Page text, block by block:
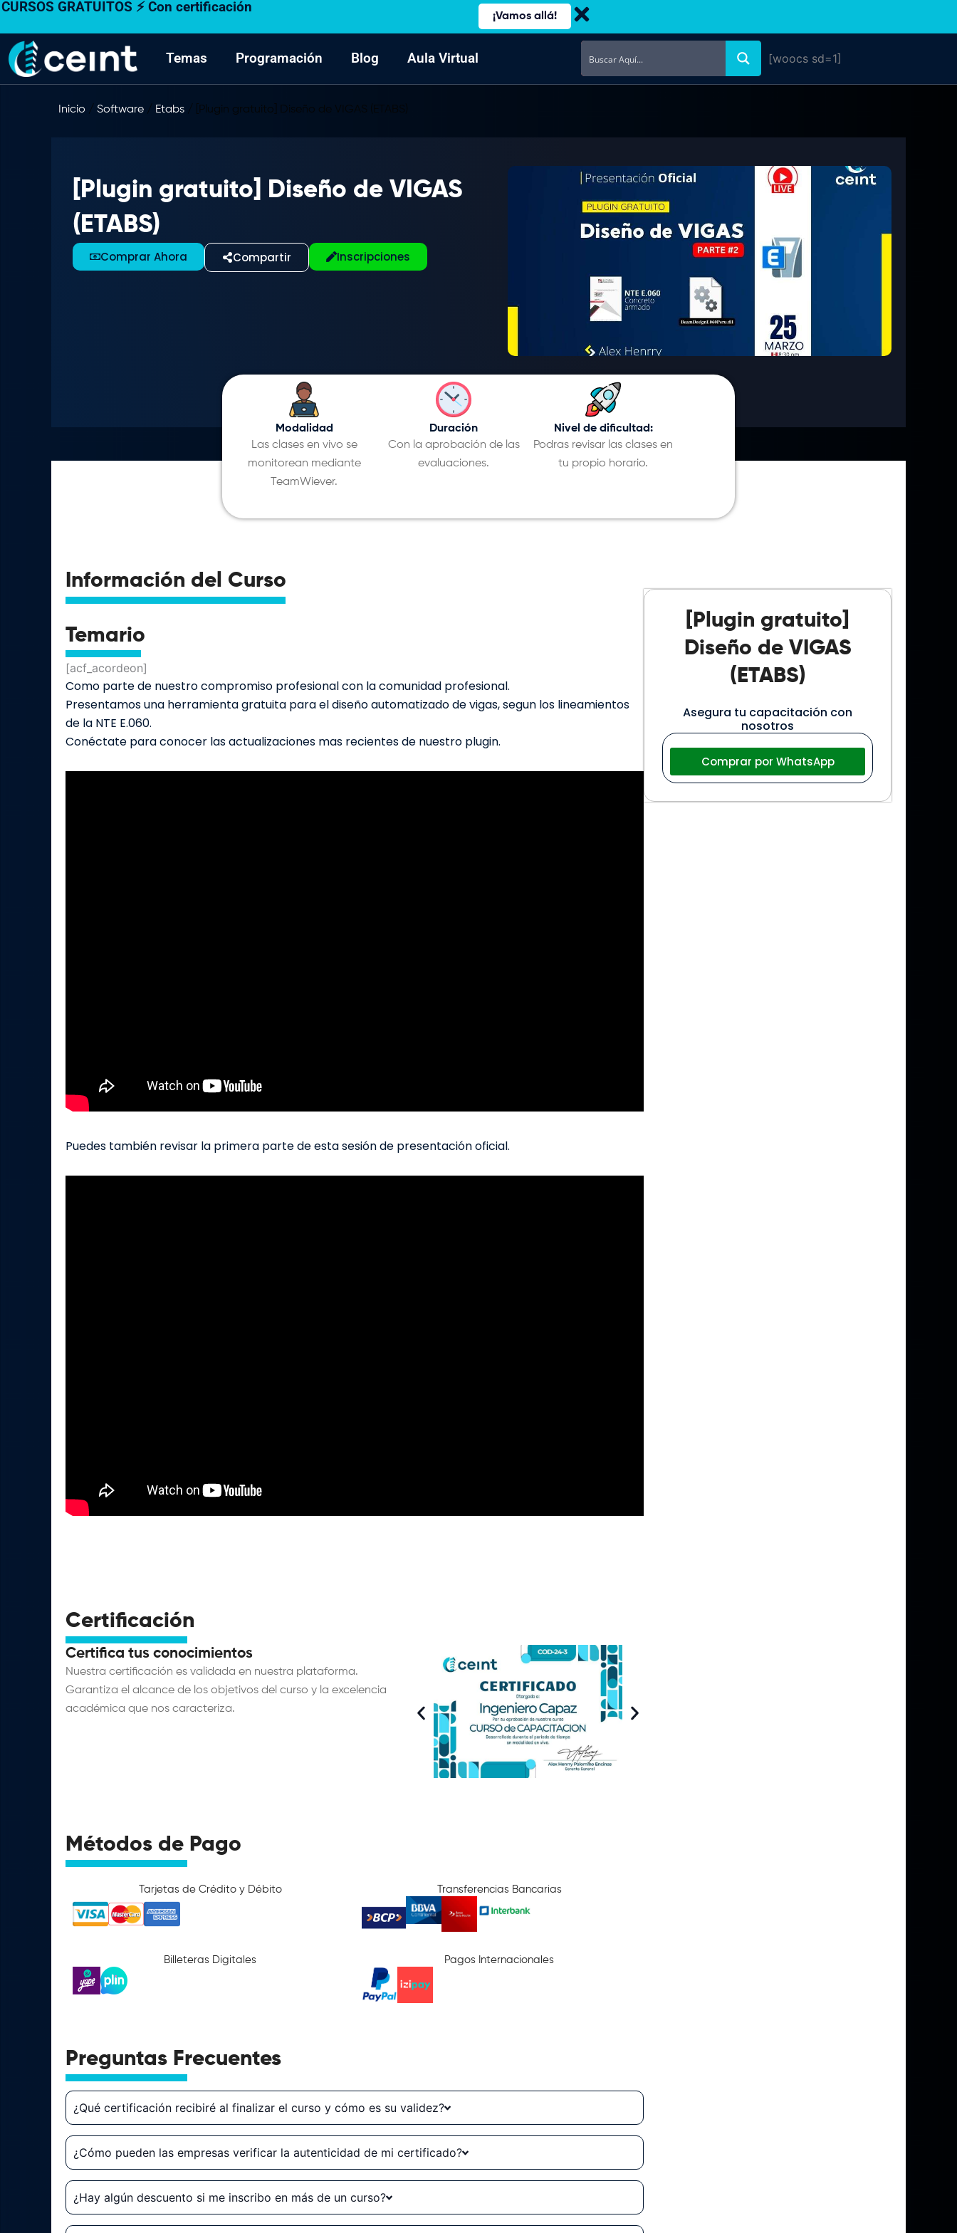
Ir
contenido
CURSOS GRATUITOS ⚡ Con certificación
¡Vamos allá!
Temas Programación Blog Aula Virtual [woocs sd=1]
Inicio / Software / Etabs / [Plugin gratuito] Diseño de VIGAS (ETABS)
[Plugin gratuito] Diseño de VIGAS
(ETABS)
Comprar Ahora Compartir Inscripciones
Modalidad
Las clases en vivo se
monitorean mediante
TeamWiever.
Duración
Con la aprobación de las
evaluaciones.
Nivel de dificultad:
Podras revisar las clases en
tu propio horario.
Información del Curso
Temario
[acf_acordeon]
Como parte de nuestro compromiso profesional con la comunidad profesional.
Presentamos una herramienta gratuita para el diseño automatizado de vigas, segun los lineamientos
de la NTE E.060.
Conéctate para conocer las actualizaciones mas recientes de nuestro plugin.
Puedes también revisar la primera parte de esta sesión de presentación oficial.
Certificación
Certifica tus conocimientos
Nuestra certificación es validada en nuestra plataforma.
Garantiza el alcance de los objetivos del curso y la excelencia
académica que nos caracteriza.
Métodos de Pago
Tarjetas de Crédito y Débito Transferencias Bancarias
Billeteras Digitales Pagos Internacionales
Preguntas Frecuentes
¿Qué certificación recibiré al finalizar el curso y cómo es su validez?
¿Cómo pueden las empresas verificar la autenticidad de mi certificado?
¿Hay algún descuento si me inscribo en más de un curso?
[Plugin gratuito]
Diseño de VIGAS
(ETABS)
Asegura tu capacitación con
nosotros
Comprar por WhatsApp